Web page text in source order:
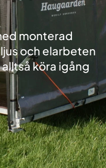
monterad
och elarbeten
köra igång